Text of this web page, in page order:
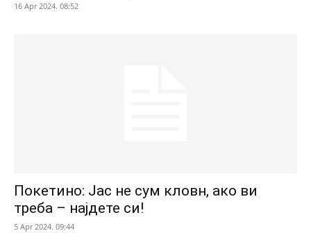
16 Apr 2024. 08:52
Покетино: Јас не сум кловн, ако ви
треба – најдете си!
5 Apr 2024. 09:44